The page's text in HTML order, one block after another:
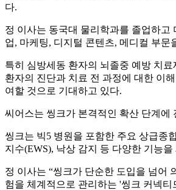
다.
정 이사는 동국대 물리학과를 졸업하고
업, 마케팅, 디지털 콘텐츠, 메디컬 부문
특히 심방세동 환자의 뇌졸중 예방 치
환자의 진단과 치료 전 과정에 대한 이
여할 것으로 기대하고 있다.
씨어스는 씽크가 본격적인 확산 단계에
씽크는 빅5 병원을 포함한 주요 상급종
지수(EWS), 낙상 감지 등 다양한 기능
정 이사는 “씽크가 단순한 도입을 넘어
험을 체계적으로 관리하는 '씽크 커넥